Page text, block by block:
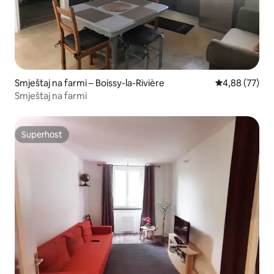
Smještaj na farmi – Boissy-la-Rivière Prosječna
4,88 (77)
Smještaj na farmi
Superhost
Superhost